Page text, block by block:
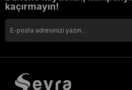
kaçırmayın!